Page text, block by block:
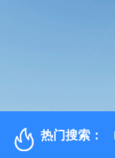
热门搜索：